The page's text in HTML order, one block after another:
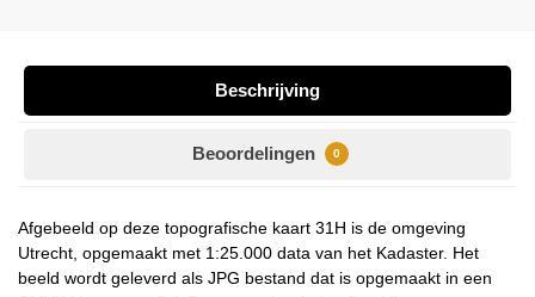
Beschrijving
Beoordelingen 0
Afgebeeld op deze topografische kaart 31H is de omgeving
Utrecht, opgemaakt met 1:25.000 data van het Kadaster. Het
beeld wordt geleverd als JPG bestand dat is opgemaakt in een